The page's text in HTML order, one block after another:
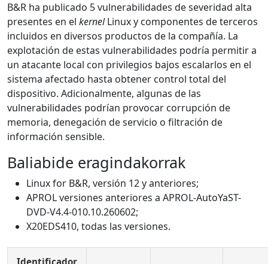
B&R ha publicado 5 vulnerabilidades de severidad alta
presentes en el kernelLinux y componentes de terceros
incluidos en diversos productos de la compañía. La
explotación de estas vulnerabilidades podría permitir a
un atacante local con privilegios bajos escalarlos en el
sistema afectado hasta obtener control total del
dispositivo. Adicionalmente, algunas de las
vulnerabilidades podrían provocar corrupción de
memoria, denegación de servicio o filtración de
información sensible.
Baliabide eragindakorrak
Linux for B&R, versión 12 y anteriores;
APROL versiones anteriores a APROL-AutoYaST-
DVD-V4.4-010.10.260602;
X20EDS410, todas las versiones.